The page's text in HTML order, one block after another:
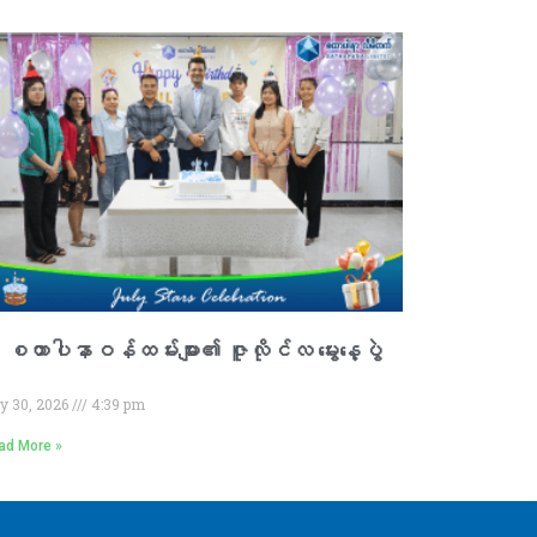
စထာပါနာဝန်ထမ်းများ၏ ဇူလိုင်လ မွေးနေ့ပွဲ
30, 2026 4:39 pm
More »